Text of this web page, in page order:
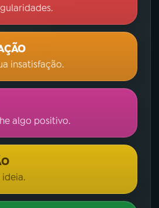
insatisfação.
algo positivo.
ideia.